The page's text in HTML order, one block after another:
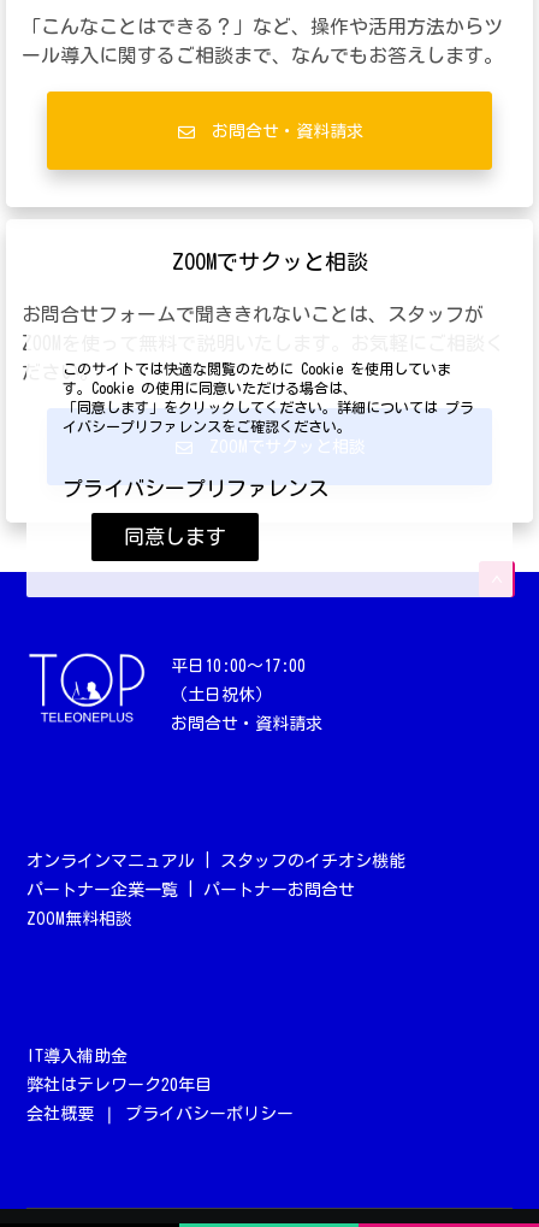
「こんなことはできる？」など、操作や活用方法からツ
ール導入に関するご相談まで、なんでもお答えします。
お問合せ・資料請求
ZOOMでサクッと相談
お問合せフォームで聞ききれないことは、スタッフが
ZOOMを使って無料で説明いたします。お気軽にご相談く
ださい。
ZOOMでサクッと相談
平日10:00〜17:00
（土日祝休）
お問合せ・資料請求
オンラインマニュアル
スタッフのイチオシ機能
パートナー企業一覧 |パートナーお問合せ
ZOOM無料相談
IT導入補助金
弊社はテレワーク20年目
会社概要
プライバシーポリシー
このサイトでは快適な閲覧のために Cookie を使用していま
す。Cookie の使用に同意いただける場合は、
「同意します」をクリックしてください。詳細については プラ
イバシープリファレンスをご確認ください。
プライバシープリファレンス
同意します